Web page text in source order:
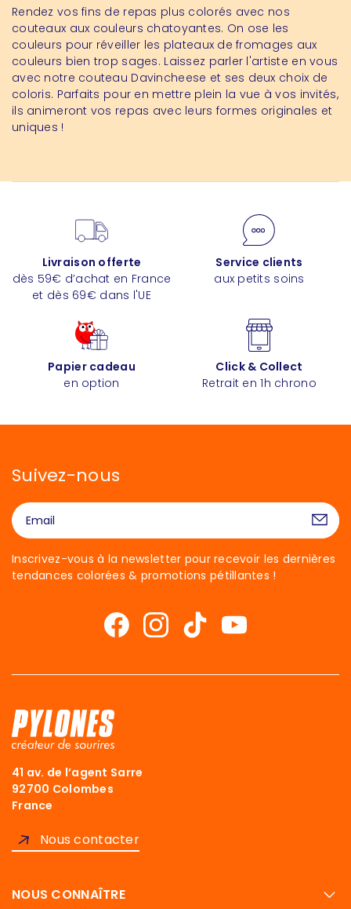
Rendez vos fins de repas plus colorés avec nos
couteaux aux couleurs chatoyantes. On ose les
couleurs pour réveiller les plateaux de fromages aux
couleurs bien trop sages. Laissez parler l'artiste en vous
avec notre couteau Davincheese et ses deux choix de
coloris. Parfaits pour en mettre plein la vue à vos invités,
ils animeront vos repas avec leurs formes originales et
uniques !
Livraison offerte
dès 59€ d’achat en France
et dès 69€ dans l'UE
Service clients
aux petits soins
Papier cadeau
en option
Click & Collect
Retrait en 1h chrono
Suivez-nous
Inscrivez-vous à la newsletter pour recevoir les dernières
tendances colorées & promotions pétillantes !
41 av. de l’agent Sarre
92700 Colombes
France
Nous contacter
NOUS CONNAÎTRE